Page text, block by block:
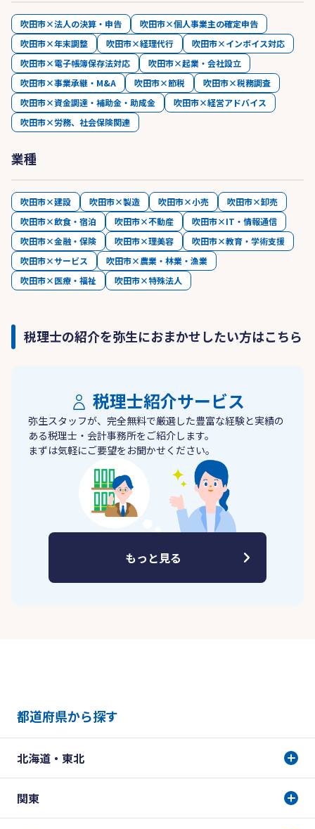
吹田市×法人の決算・申告
吹田市×個人事業主の確定申告
吹田市×年末調整
吹田市×経理代行
吹田市×インボイス対応
吹田市×電子帳簿保存法対応
吹田市×起業・会社設立
吹田市×事業承継・M&A
吹田市×節税
吹田市×税務調査
吹田市×資金調達・補助金・助成金
吹田市×経営アドバイス
吹田市×労務、社会保険関連
業種
吹田市×建設 吹田市×製造 吹田市×小売
吹田市×卸売
吹田市×飲食・宿泊
吹田市×不動産
吹田市×IT・情報通信
吹田市×金融・保険
吹田市×理美容
吹田市×教育・学術支援
吹田市×サービス
吹田市×農業・林業・漁業
吹田市×医療・福祉
吹田市×特殊法人
税理士の紹介を弥生におまかせしたい方はこちら
税理士紹介サービス
弥生スタッフが、完全無料で厳選した豊富な経験と実績の
ある税理士・会計事務所をご紹介します。
まずは気軽にご要望をお聞かせください。
もっと見る
都道府県から探す
北海道・東北
関東